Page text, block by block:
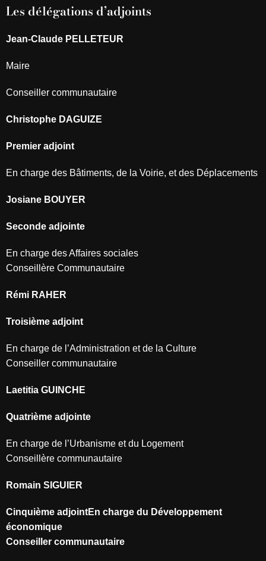
Les délégations d’adjoints
Jean-Claude PELLETEUR
Maire
Conseiller communautaire
Christophe DAGUIZE
Premier adjoint
En charge des Bâtiments, de la Voirie, et des Déplacements
Josiane BOUYER
Seconde adjointe
En charge des Affaires sociales
Conseillère Communautaire
Rémi RAHER
Troisième adjoint
En charge de l’Administration et de la Culture
Conseiller communautaire
Laetitia GUINCHE
Quatrième adjointe
En charge de l’Urbanisme et du Logement
Conseillère communautaire
Romain SIGUIER
Cinquième adjointEn charge du Développement
économique
Conseiller communautaire